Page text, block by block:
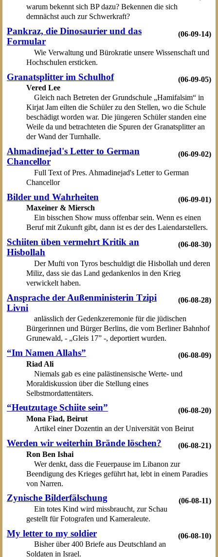
warum bekennt sich BP dazu? Bekennen die sich
demnächst auch zur Schwerkraft?
(06-09-14)
Pankraz, die Dinosaurier und das
Formular
Wie Verwaltung und Bürokratie unsere Wissenschaft und
Hochschulen ersticken.
(06-09-05)
Granatsplitter im Schulhof
Vered Lee
Gleich nach Betreten der Grundschule „Hamifalsim“ in
Kirjat Jam eilten die Schüler zu den Stellen, wo die Schule
beschädigt worden war. Die jüngeren Schüler standen eine
Weile da und betrachteten die Spuren der Granatsplitter an
der Wand der Turnhalle.
(06-09-02)
Ahmadinejad's Letter to German
Chancellor
Full Text of Pres. Ahmadinejad's Letter to German
Chancellor
(06-09-01)
Bilder und Wahrheiten
Maxeiner & Miersch
Ein bisschen Show muss offenbar sein. Wenn es einen
Beruf mit Zukunft gibt, dann ist es der des Laiendarstellers.
(06-08-30)
Schiiten üben vermehrt Kritik an
Hisbollah
Der Mufti von Tyros beschuldigt die Hisbollah und deren
Miliz, dass sie das Land gedankenlos in den Krieg
verwickelt haben.
(06-08-28)
Ansprache der Außenministerin Tzipi
Livni
anlässlich der Gedenkzeremonie für die jüdischen
Bürgerinnen und Bürger Berlins, die vom Berliner Bahnhof
Grunewald, - „Gleis 17” -, deportiert wurden.
(06-08-09)
“Im Namen Allahs”
Riad Ali
Niemals gab es eine palästinensische Werte- und
Moraldiskussion über die Stellung eines
Selbstmordattentäters.
(06-08-20)
“Heutzutage Schiite sein”
Mona Fiad, Beirut
Artikel einer Dozentin an der Universität von Beirut
(06-08-21)
Werden wir weiterhin Brände löschen?
Ron Ben Ishai
Wer denkt, dass die Feuerpause im Libanon zur
Beendigung des Krieges geführt hat, lebt in einem Paradies
von Narren.
(06-08-11)
Zynische Bilderfälschung
Ein totes Kind wird missbraucht, zur Schau
gestellt für Fotografen und Kameraleute.
(06-08-10)
My letter to my soldier
Bisher über 400 Briefe aus Deutschland an
Soldaten in Israel.